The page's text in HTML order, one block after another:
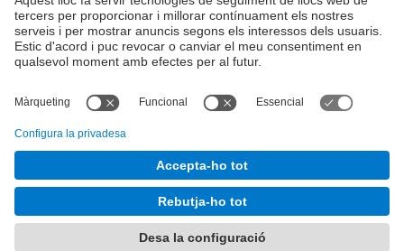
Llista Xarxes Socials
© UPCInstitut de Ciències de l'Educació
Desenvolupat amb
Mapa del lloc Accessibilitat